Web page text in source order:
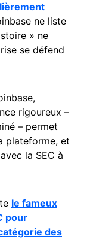
ne liste
» ne
se défend
rigoureux –
– permet
plateforme, et
la SEC à
le fameux
pour
des